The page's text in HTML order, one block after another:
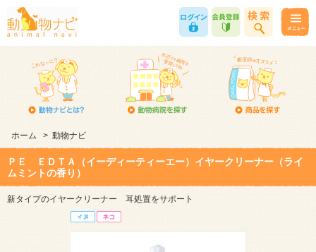
ホーム > 動物ナビ
ＰＥ ＥＤＴＡ（イーディーティーエー）イヤークリーナー（ライ
ムミントの香り）
新タイプのイヤークリーナー 耳処置をサポート